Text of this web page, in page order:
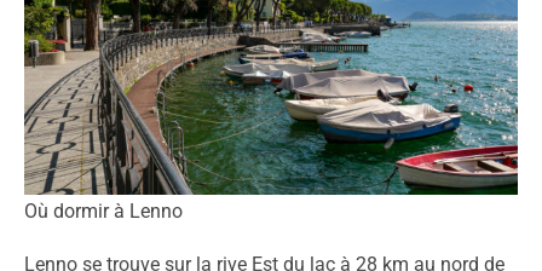
Où dormir à Lenno
Lenno se trouve sur la rive Est du lac à 28 km au nord de